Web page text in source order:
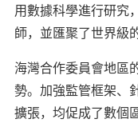
用數據科學進行研究
師，並匯聚了世界級
海灣合作委員會地區
勢。加強監管框架、
擴張，均促成了數個